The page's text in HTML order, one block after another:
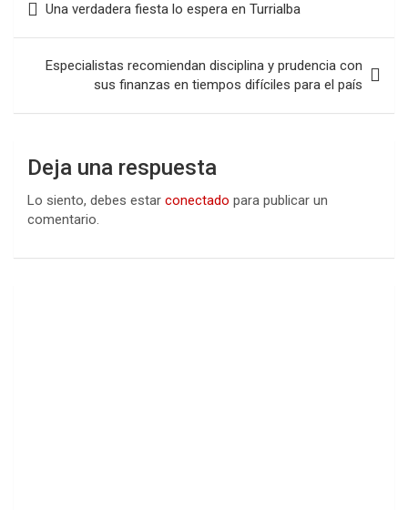
de
entradas
Una verdadera fiesta lo espera en Turrialba
Especialistas recomiendan disciplina y prudencia con
sus finanzas en tiempos difíciles para el país
Deja una respuesta
Lo siento, debes estar conectado para publicar un
comentario.